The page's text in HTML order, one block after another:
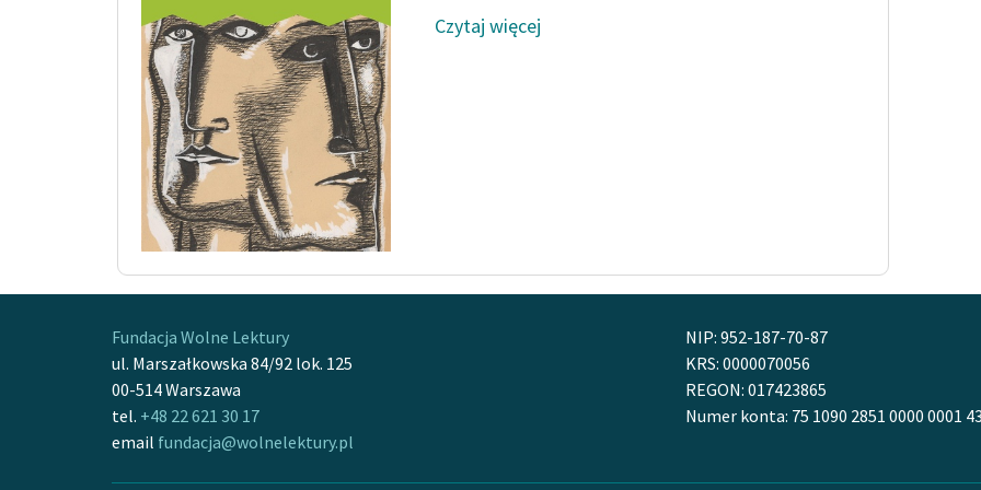
Czytaj więcej
Fundacja Wolne Lektury
ul. Marszałkowska 84/92 lok. 125
00-514 Warszawa
tel. +48 22 621 30 17
email fundacja@wolnelektury.pl
NIP: 952-187-70-87
KRS: 0000070056
REGON: 017423865
Numer konta: 75 1090 2851 0000 0001